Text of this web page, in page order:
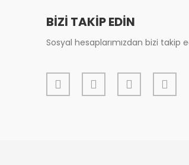
BİZİ TAKİP EDİN
Sosyal hesaplarımızdan bizi takip